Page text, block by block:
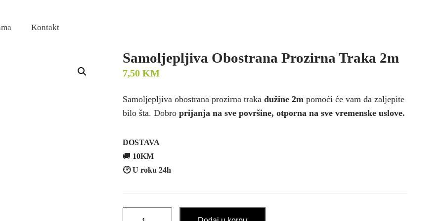
Kontakt
Samoljepljiva Obostrana Prozirna Traka 2m
7,50 KM
Samoljepljiva obostrana prozirna traka dužine 2m pomoći će vam da zaljepite
bilo šta. Dobro prijanja na sve površine, otporna na sve vremenske uslove.
DOSTAVA
🚚 10KM
🕑 U roku 24h